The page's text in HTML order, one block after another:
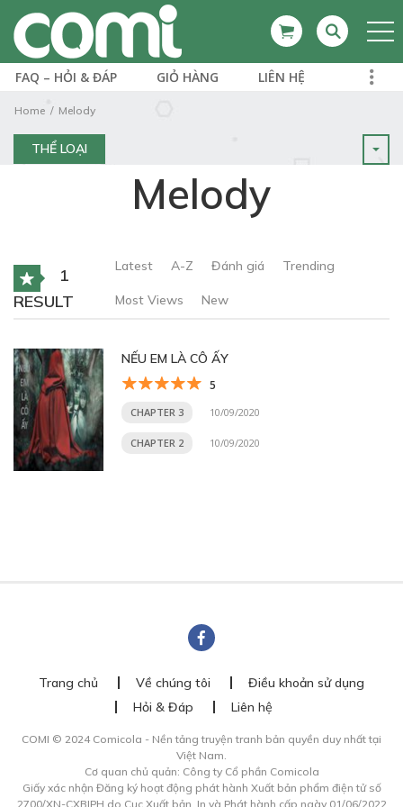
FAQ – HỎI & ĐÁP GIỎ HÀNG LIÊN HỆ
Home Melody
THỂ LOẠI
Melody
1
RESULT
Latest A-Z Đánh giá Trending
Most Views New
NẾU EM LÀ CÔ ẤY
5
CHAPTER 3 10/09/2020
CHAPTER 2 10/09/2020
Trang chủ Về chúng tôi
Điều khoản sử dụng
Hỏi & Đáp
Liên hệ
COMI © 2024 Comicola - Nền tảng truyện tranh bản quyền duy nhất tại
Việt Nam.
Cơ quan chủ quản: Công ty Cổ phần Comicola
Giấy xác nhận Đăng ký hoạt động phát hành Xuất bản phẩm điện tử số
2700/XN-CXBIPH do Cục Xuất bản, In và Phát hành cấp ngày 01/06/2022